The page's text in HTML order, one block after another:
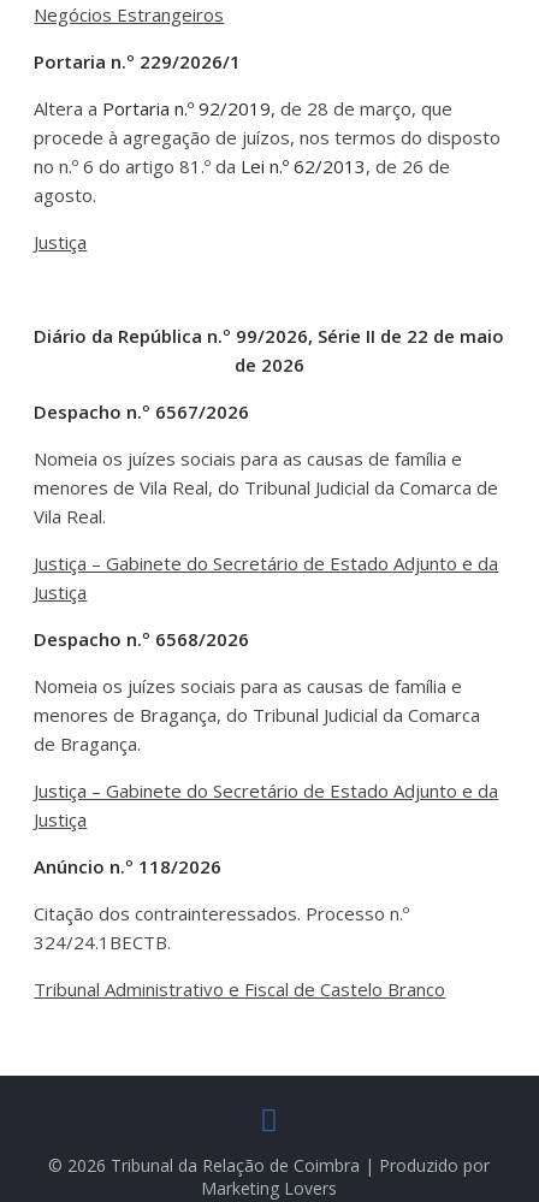
Negócios Estrangeiros
Portaria n.º 229/2026/1
Altera a Portaria n.º 92/2019, de 28 de março, que
procede à agregação de juízos, nos termos do disposto
no n.º 6 do artigo 81.º da Lei n.º 62/2013, de 26 de
agosto.
Justiça
Diário da República n.º 99/2026, Série II de 22 de maio
de 2026
Despacho n.º 6567/2026
Nomeia os juízes sociais para as causas de família e
menores de Vila Real, do Tribunal Judicial da Comarca de
Vila Real.
Justiça – Gabinete do Secretário de Estado Adjunto e da
Justiça
Despacho n.º 6568/2026
Nomeia os juízes sociais para as causas de família e
menores de Bragança, do Tribunal Judicial da Comarca
de Bragança.
Justiça – Gabinete do Secretário de Estado Adjunto e da
Justiça
Anúncio n.º 118/2026
Citação dos contrainteressados. Processo n.º
324/24.1BECTB.
Tribunal Administrativo e Fiscal de Castelo Branco
© 2026 Tribunal da Relação de Coimbra | Produzido por
Marketing Lovers